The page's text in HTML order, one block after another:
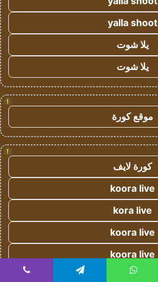
yalla shoot
يلا شوت
يلا شوت
!
موقع كورة
!
كورة لايف
koora live
kora live
koora live
koora live
كورة لايف